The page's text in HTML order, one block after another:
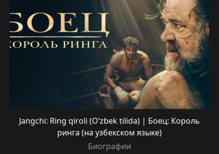
Jangchi: Ring qiroli (O’zbek tilida) | Боец: Король
ринга (на узбекском языке)
Биографии